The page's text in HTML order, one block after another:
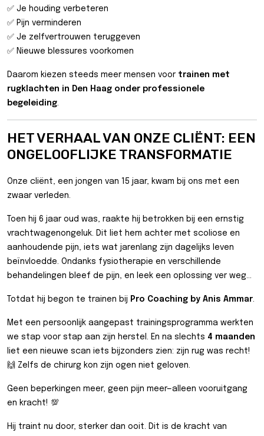
✅ Je houding verbeteren
✅ Pijn verminderen
✅ Je zelfvertrouwen teruggeven
✅ Nieuwe blessures voorkomen
Daarom kiezen steeds meer mensen voor trainen met
rugklachten in Den Haag onder professionele
begeleiding.
HET VERHAAL VAN ONZE CLIËNT: EEN
ONGELOOFLIJKE TRANSFORMATIE
Onze cliënt, een jongen van 15 jaar, kwam bij ons met een
zwaar verleden.
Toen hij 6 jaar oud was, raakte hij betrokken bij een ernstig
vrachtwagenongeluk. Dit liet hem achter met scoliose en
aanhoudende pijn, iets wat jarenlang zijn dagelijks leven
beïnvloedde. Ondanks fysiotherapie en verschillende
behandelingen bleef de pijn, en leek een oplossing ver weg…
Totdat hij begon te trainen bij Pro Coaching by Anis Ammar.
Met een persoonlijk aangepast trainingsprogramma werkten
we stap voor stap aan zijn herstel. En na slechts 4 maanden
liet een nieuwe scan iets bijzonders zien: zijn rug was recht!
🙌 Zelfs de chirurg kon zijn ogen niet geloven.
Geen beperkingen meer, geen pijn meer—alleen vooruitgang
en kracht! 💯
Hij traint nu door, sterker dan ooit. Dit is de kracht van